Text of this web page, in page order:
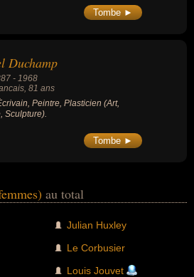
Tombe ►
Duchamp
- 1968
, 81 ans
Peintre, Plasticien (Art,
Sculpture).
Tombe ►
au total
Julian Huxley
Le Corbusier
Louis Jouvet